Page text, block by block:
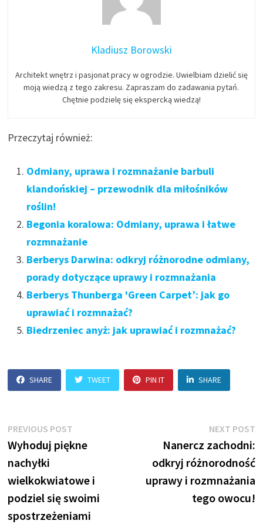
Kladiusz Borowski
Architekt wnętrz i pasjonat pracy w ogrodzie. Uwielbiam dzielić się
moją wiedzą z tego zakresu. Zapraszam do zadawania pytań.
Chętnie podzielę się ekspercką wiedzą!
Przeczytaj również:
Odmiany, uprawa i rozmnażanie barbuli
klandońskiej – przewodnik dla miłośników
roślin!
Begonia koralowa: Odmiany, uprawa i łatwe
rozmnażanie
Berberys Darwina: odkryj różnorodne odmiany,
porady dotyczące uprawy i rozmnażania
Berberys Thunberga 'Green Carpet’: jak go
uprawiać i rozmnażać?
Biedrzeniec anyż: jak uprawiać i rozmnażać?
SHARE TWEET PIN IT SHARE
Nawigacja
wpisu
PREVIOUS POST
post:
Wyhoduj piękne
nachyłki
wielkokwiatowe i
podziel się swoimi
spostrzeżeniami
NEXT POST
Nanercz zachodni:
odkryj różnorodność
uprawy i rozmnażania
tego owocu!